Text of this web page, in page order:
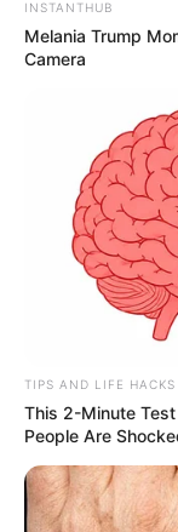
INSTANTHUB
Melania Trump
Camera
TIPS AND LIFE HACKS
This 2-Minute
People Are